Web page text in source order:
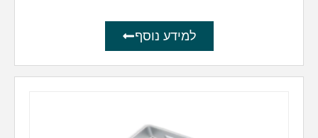
למידע נוסף